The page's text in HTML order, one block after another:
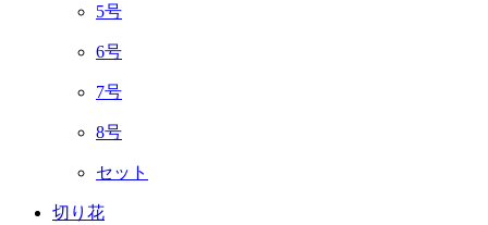
5号
6号
7号
8号
セット
切り花